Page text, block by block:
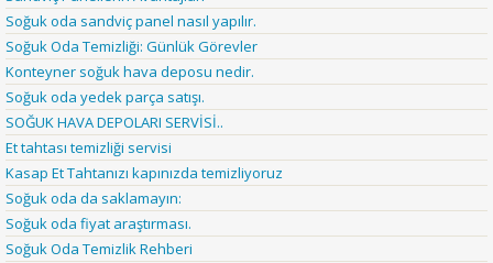
Soğuk oda sandviç panel nasıl yapılır.
Soğuk Oda Temizliği: Günlük Görevler
Konteyner soğuk hava deposu nedir.
Soğuk oda yedek parça satışı.
SOĞUK HAVA DEPOLARI SERVİSİ..
Et tahtası temizliği servisi
Kasap Et Tahtanızı kapınızda temizliyoruz
Soğuk oda da saklamayın:
Soğuk oda fiyat araştırması.
Soğuk Oda Temizlik Rehberi